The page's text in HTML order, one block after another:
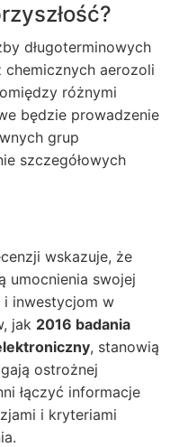
długoterminowych
chemicznych aerozoli
różnymi
będzie prowadzenie
grup
szczegółowych
wskazuje, że
umocnienia swojej
inwestycjom w
jak 2016 badania
, stanowią
ostrożnej
łączyć informacje
i kryteriami